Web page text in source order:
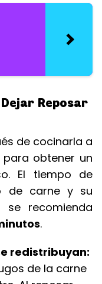
Reposar
de cocinarla a
obtener un
El tiempo de
de carne y su
se recomienda
.
redistribuyan:
de la carne